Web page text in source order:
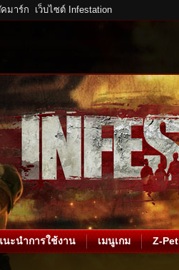
คมาร์ก เว็บไซต์ Infestation
นะนำการใช้งาน เมนูเกม Z-Pet